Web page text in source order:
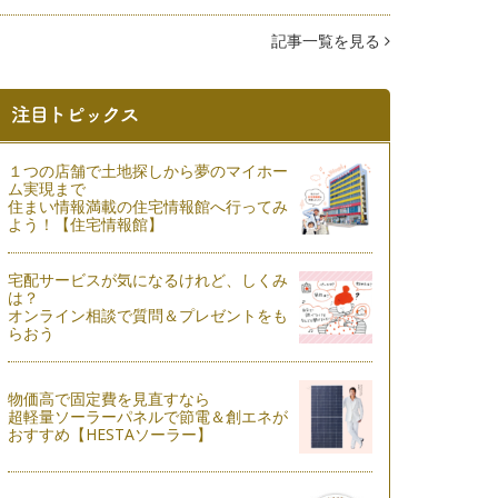
記事一覧を見る
１つの店舗で土地探しから夢のマイホー
ム実現まで
住まい情報満載の住宅情報館へ行ってみ
よう！【住宅情報館】
宅配サービスが気になるけれど、しくみ
は？
オンライン相談で質問＆プレゼントをも
らおう
物価高で固定費を見直すなら
超軽量ソーラーパネルで節電＆創エネが
おすすめ【HESTAソーラー】